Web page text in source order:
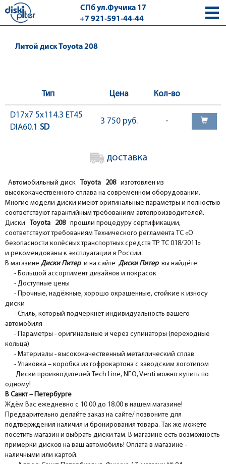
СПб ул.Фучика 17
+7 921-591-44-44
Литой диск Toyota 208
Тип Цена Кол-во
D17x7 5x114.3 ET45
DIA60.1 SD
3 750 руб. -
доставка
Автомобильный диск Toyota 208 изготовлен из
высококачественного сплава на современном оборудовании.
Многие модели диски имеют оригинальные параметры и полностью
соответствуют гарантийным требованиям автопроизводителей.
Диски Toyota 208 прошли процедуру сертификации,
соответствуют требованиям Технического регламента ТС «О
безопасности колёсных транспортных средств ТР ТС 018/2011»
и рекомендованы к эксплуатации в России.
В магазине Диски Питер и на сайте Диски Питер вы найдёте:
- Большой ассортимент дизайнов и покрасок
- Доступные цены
- Прочные, надёжные, хорошо окрашенные, стойкие к износу
диски
- Стиль, который подчеркнёт индивидуальность вашего
автомобиля
- Параметры - оригинальные и через супинаторы (переходные
кольца)
- Материалы - высококачественный металлический сплав
- Упаковка – коробка из гофрокартона с заводским логотипом
Диски производителей Tech Line, NEO, Venti можно купить по
одному!
В Санкт – Петербурге
Ждём Вас ежедневно с 10.00 до 18.00 в нашем магазине!
Предварительно делайте заказ на сайте/ позвоните для
подтверждения наличия и бронирования товара. Так же можете
посетить магазин и выбрать диски там. В магазине есть возможность
примерки дисков на ваш автомобиль! Оплата в магазине -
наличными или картой.